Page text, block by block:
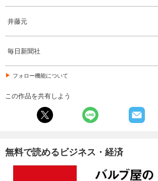
井藤元
毎日新聞社
フォロー機能について
この作品を共有しよう
無料で読めるビジネス・経済